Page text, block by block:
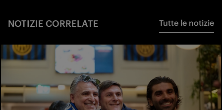
NOTIZIE CORRELATE Tutte le notizie